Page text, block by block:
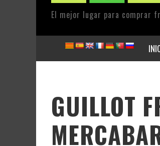
El mejor lugar para comprar
GUILLOT